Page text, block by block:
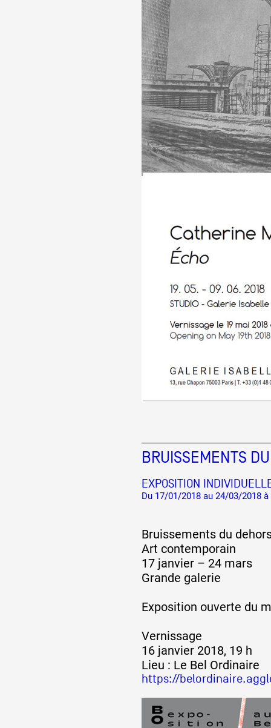
BRUISSEMENTS
EXPOSITION
Du 17/01/2018 au 24/03/2018 à
Bruissements du
Art contemporain
17 janvier – 24 mars
Grande galerie
Exposition ouverte du
Vernissage
16 janvier 2018, 19 h
Lieu : Le Bel Ordinaire
https://